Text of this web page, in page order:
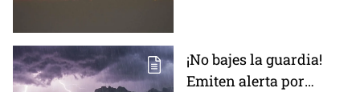
¡No bajes la guardia!
Emiten alerta por